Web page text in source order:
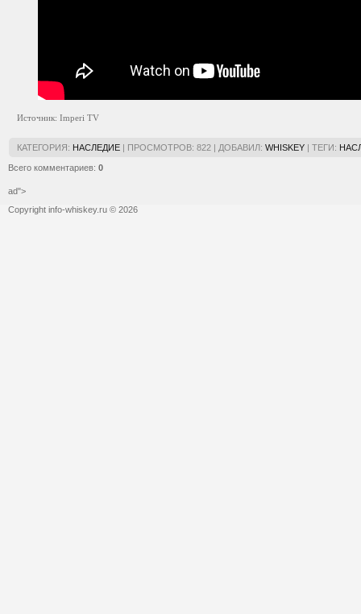
Источник: Imperi TV
КАТЕГОРИЯ: НАСЛЕДИЕ | ПРОСМОТРОВ: 822 | ДОБАВИЛ: WHISKEY | ТЕГИ:
Всего комментариев: 0
ad">
Copyright info-whiskey.ru © 2026